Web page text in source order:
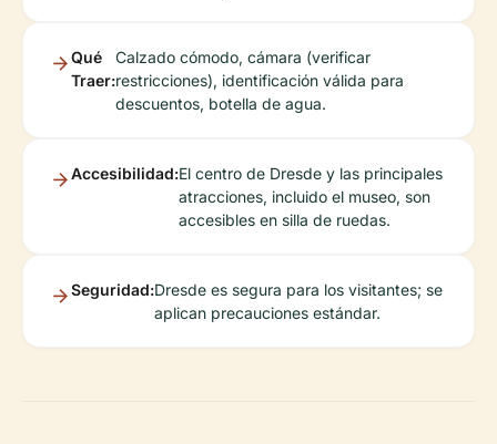
Qué
Traer:
Calzado cómodo, cámara (verificar
restricciones), identificación válida para
descuentos, botella de agua.
Accesibilidad:El centro de Dresde y las principales
atracciones, incluido el museo, son
accesibles en silla de ruedas.
Seguridad:Dresde es segura para los visitantes; se
aplican precauciones estándar.